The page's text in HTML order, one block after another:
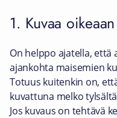
1. Kuvaa
On helppo ajatella, että
ajankohta maisemien
Totuus kuitenkin on,
kuvattuna melko
Jos kuvaus on tehtävä